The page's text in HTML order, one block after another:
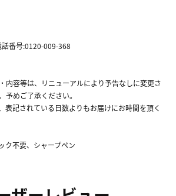
番号:0120-009-368
内容等は、リニューアルにより予告なしに変更さ
予めご了承ください。
記されている日数よりもお届けにお時間を頂く
ク不要、シャープペン